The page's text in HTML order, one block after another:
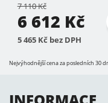
7 110 Kč
6 612 Kč
5 465 Kč bez DPH
Nejvýhodnější cena za posledních 30